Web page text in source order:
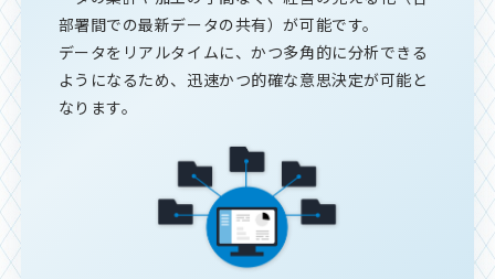
部署間での最新データの共有）が可能です。
データをリアルタイムに、かつ多角的に分析できる
ようになるため、迅速かつ的確な意思決定が可能と
なります。